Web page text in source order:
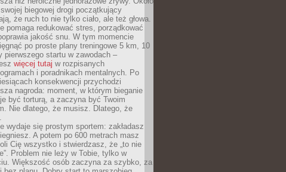
swojej biegowej drogi początkujący
że ruch to nie tylko ciało, ale też głowa.
pomaga redukować stres, porządkować
jakość snu. W tym momencie
po proste plany treningowe 5 km, 10
pierwszego startu w zawodach –
więcej tutaj w rozpisanych
i poradnikach mentalnych. Po
konsekwencji przychodzi
nagroda: moment, w którym bieganie
być torturą, a zaczyna być Twoim
Nie dlatego, że musisz. Dlatego, że
wydaje się prostym sportem: zakładasz
A potem po 600 metrach masz
Cię wszystko i stwierdzasz, że „to nie
Problem nie leży w Tobie, tylko w
Większość osób zaczyna za szybko, za